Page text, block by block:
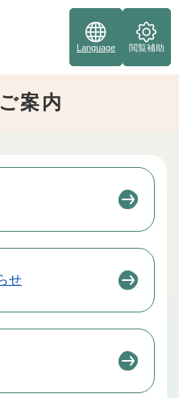
Language 閲覧補助
案内
せ